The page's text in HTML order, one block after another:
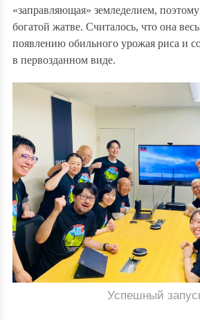
«заправляющая» земледелием,
богатой жатве. Считалось, что она
появлению обильного урожая риса и
в первозданном виде.
Успешный